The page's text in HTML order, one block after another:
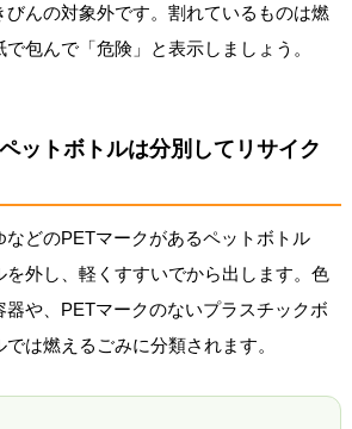
んの対象外です。割れているものは燃
包んで「危険」と表示しましょう。
ットボトルは分別してリサイク
どのPETマークがあるペットボトル
を外し、軽くすすいでから出します。色
や、PETマークのないプラスチックボ
は燃えるごみに分類されます。